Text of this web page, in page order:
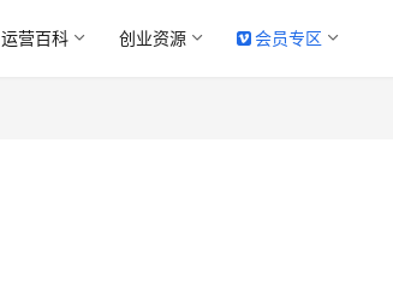
运营百科 创业资源 会员专区